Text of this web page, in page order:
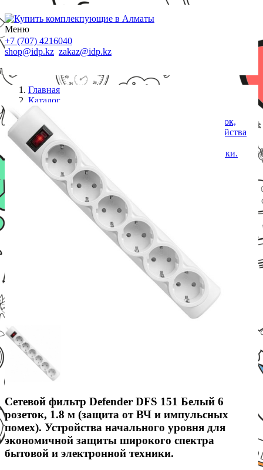
Меню
+7 (707) 4216040
shop@idp.kz zakaz@idp.kz
Главная
Каталог
Сетевые фильтры
Сетевой фильтр Defender DFS 151 Белый 6 розеток,
1.8 м (защита от ВЧ и импульсных помех). Устройства
начального уровня для экономичной защиты
широкого спектра бытовой и электронной техники.
Сетевой фильтр Defender DFS 151 Белый 6
розеток, 1.8 м (защита от ВЧ и импульсных
помех). Устройства начального уровня для
экономичной защиты широкого спектра
бытовой и электронной техники.